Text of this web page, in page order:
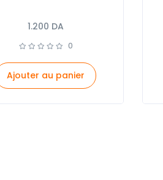
1.200 DA
0
Ajouter au panier